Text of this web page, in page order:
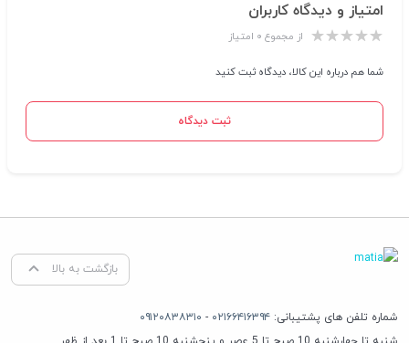
امتیاز و دیدگاه کاربران
از مجموع ۰ امتیاز
شما هم درباره این کالا، دیدگاه ثبت کنید
ثبت دیدگاه
بازگشت به بالا
شماره تلفن های پشتیبانی: ۰۲۱۶۶۴۱۶۳۹۴ - ۰۹۱۲۰۸۳۸۳۱۰